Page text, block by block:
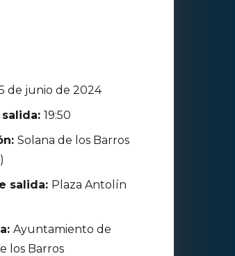
de junio de 2024
salida:19:50
Solana de los Barros
salida: Plaza Antolín
Ayuntamiento de
los Barros